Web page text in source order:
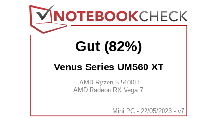
Gut (82%)
Venus Series UM560 XT
AMD Ryzen 5 5600H
AMD Radeon RX Vega 7
Mini PC - 22/05/2023 - v7